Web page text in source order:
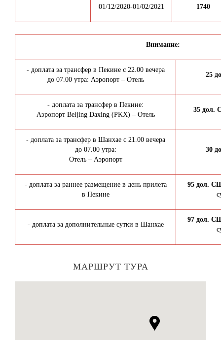
01/12/2020-01/02/2021 1740
Внимание:
- доплата за трансфер в Пекине с 22.00 вечера
до 07.00 утра: Аэропорт – Отель
25
- доплата за трансфер в Пекине:
Аэропорт Beijing Daxing (PKX) – Отель
35 дол.
- доплата за трансфер в Шанхае с 21.00 вечера
до 07.00 утра:
Отель – Аэропорт
30
- доплата за раннее размещение в день прилета
в Пекине
95 дол.
- доплата за дополнительные сутки в Шанхае
97 дол.
МАРШРУТ ТУРА